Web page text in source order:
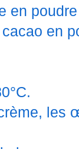
en poudre
en
.
les